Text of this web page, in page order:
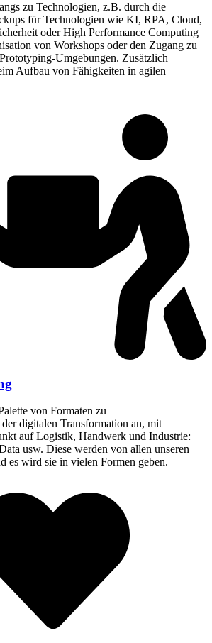
zu Technologien, z.B. durch die
für Technologien wie KI, RPA, Cloud,
oder High Performance Computing
von Workshops oder den Zugang zu
Umgebungen. Zusätzlich
Aufbau von Fähigkeiten in agilen
von Formaten zu
digitalen Transformation an, mit
auf Logistik, Handwerk und Industrie:
usw. Diese werden von allen unseren
es wird sie in vielen Formen geben.